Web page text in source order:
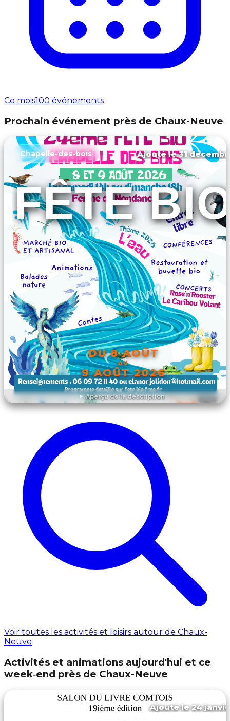
Ce mois100 événements
Prochain événement près de Chaux-Neuve
Aperçu de la description
Chapelle-des-bois Ajouté le 31
FÊTE
DU 8 AOÛT
AU
9 AOÛT 2026
DÉCOUVRIR L'ÉVÉNEMENT
Voir toutes les activités et loisirs autour de Chaux-
Neuve
Activités et animations aujourd'hui et ce
week‑end près de Chaux-Neuve
Ajouté le 24